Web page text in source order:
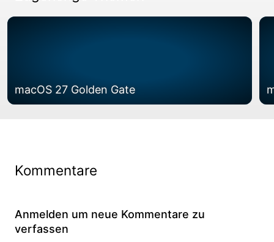
macOS 27 Golden Gate
Kommentare
Anmelden um neue Kommentare zu
verfassen